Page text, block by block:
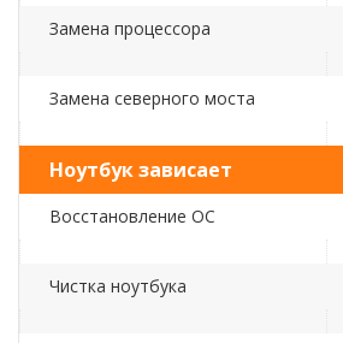
Замена процессора
Замена северного моста
Ноутбук зависает
Восстановление ОС
Чистка ноутбука